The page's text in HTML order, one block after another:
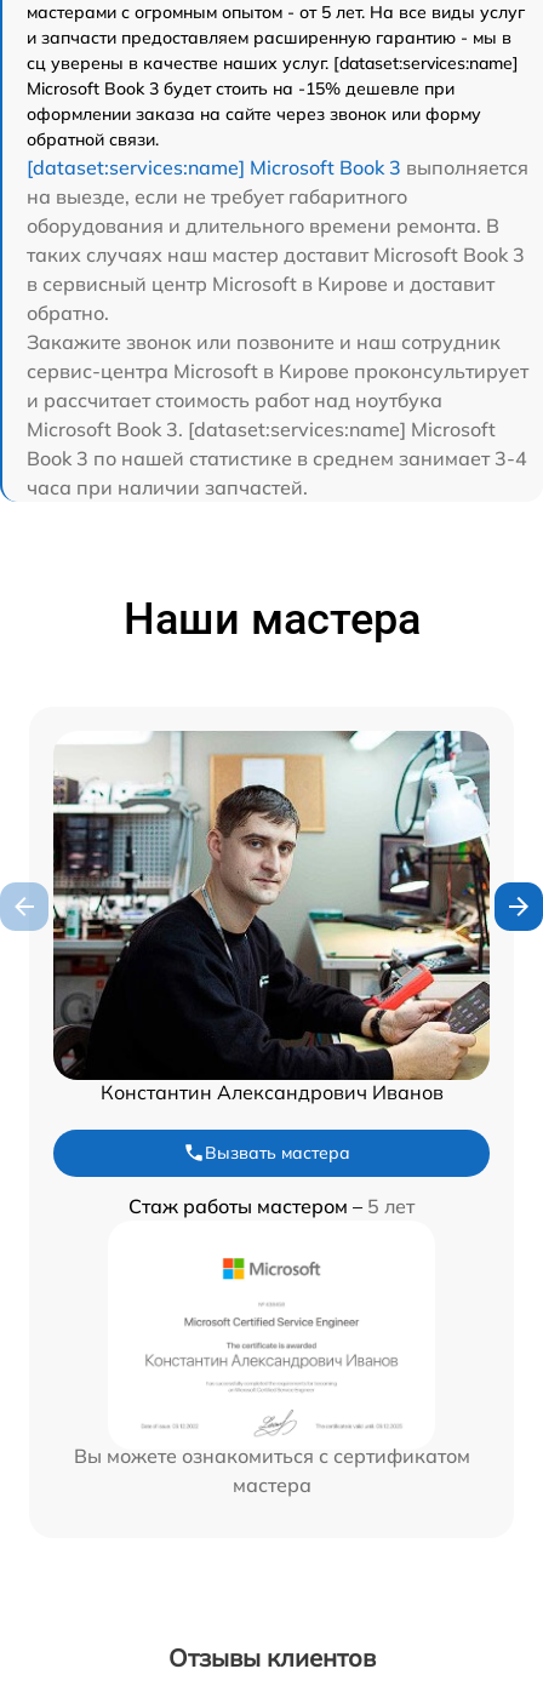
мастерами с огромным опытом - от 5 лет. На все виды услуг
и запчасти предоставляем расширенную гарантию - мы в
сц уверены в качестве наших услуг. [dataset:services:name]
Microsoft Book 3 будет стоить на -15% дешевле при
оформлении заказа на сайте через звонок или форму
обратной связи.
[dataset:services:name] Microsoft Book 3 выполняется
на выезде, если не требует габаритного
оборудования и длительного времени ремонта. В
таких случаях наш мастер доставит Microsoft Book 3
в сервисный центр Microsoft в Кирове и доставит
обратно.
Закажите звонок или позвоните и наш сотрудник
сервис-центра Microsoft в Кирове проконсультирует
и рассчитает стоимость работ над ноутбука
Microsoft Book 3. [dataset:services:name] Microsoft
Book 3 по нашей статистике в среднем занимает 3-4
часа при наличии запчастей.
Наши мастера
Константин Александрович Иванов
Вызвать мастера
Стаж работы мастером – 5 лет
Вы можете ознакомиться с сертификатом
мастера
Отзывы клиентов